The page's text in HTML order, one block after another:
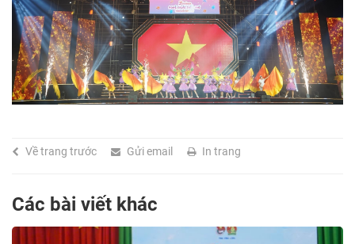
Về trang trước Gửi email In trang
Các bài viết khác